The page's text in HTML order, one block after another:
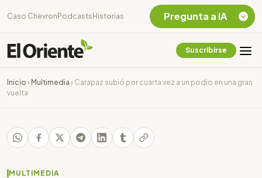
Caso Chevron Podcasts Historias
Suscribirse
Inicio › Multimedia › Carapaz subió por cuarta vez a un podio en una gran
vuelta
MULTIMEDIA
Pregunta a IA
Chevron Ecuador